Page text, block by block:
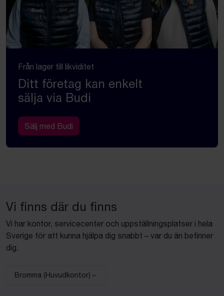
Från lager till likviditet
Ditt företag kan enkelt
sälja via Budi
Sälj med Budi
Vi finns där du finns
Vi har kontor, servicecenter och uppställningsplatser i hela
Sverige för att kunna hjälpa dig snabbt – var du än befinner
dig.
Välj anläggning:
Bromma (Huvudkontor)